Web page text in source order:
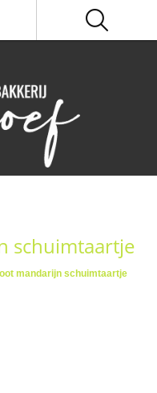
schuimtaartje
mandarijn schuimtaartje